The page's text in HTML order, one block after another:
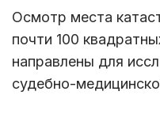
Осмотр места
почти 100
направлены для
судебно-